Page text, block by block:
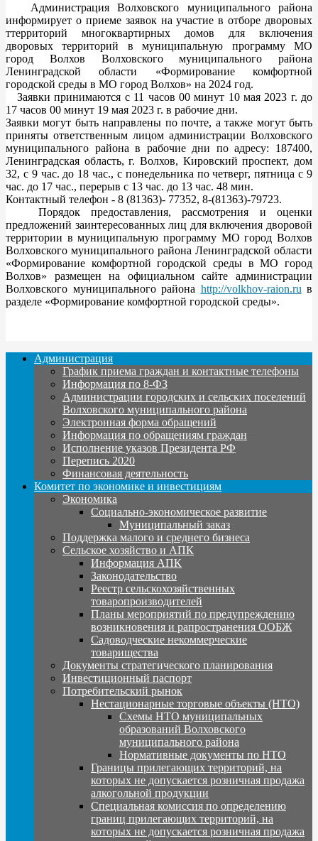
Администрация Волховского муниципального района
информирует о приеме заявок на участие в отборе дворовых
ттерриторий многоквартирных домов для включения
дворовых территорий в муниципальную программу МО
город Волхов Волховского муниципального района
Ленинградской области «Формирование комфортной
городской среды в МО город Волхов» на 2024 год.
Заявки принимаются с 11 часов 00 минут 10 мая 2023 г. до
17 часов 00 минут 19 мая 2023 г. в рабочие дни.
Заявки могут быть направлены по почте, а также могут быть
приняты ответственным лицом администрации Волховского
муниципального района в рабочие дни по адресу: 187400,
Ленинградская область, г. Волхов, Кировский проспект, дом
32, с 9 час. до 18 час., с понедельника по четверг, пятница с 9
час. до 17 час., перерыв с 13 час. до 13 час. 48 мин.
Контактный телефон - 8 (81363)- 77352, 8-(81363)-79723.
Порядок предоставления, рассмотрения и оценки
предложений заинтересованных лиц для включения дворовой
территории в муниципальную программу МО город Волхов
Волховского муниципального района Ленинградской области
«Формирование комфортной городской среды в МО город
Волхов» размещен на официальном сайте администрации
Волховского муниципального района http://volkhov-raion.ru в
разделе «Формирование комфортной городской среды».
Администрация
График приема граждан и контактные телефоны
Информация по 8-ФЗ
Администрации городских и сельских поселений
Волховского муниципального района
Электронная форма обращений
Информация по обращениям граждан
Исполнение указов Президента РФ
Перепись 2020
Финансовая деятельность
Комитет по экономике и инвестициям
Экономика
Социально-экономическое развитие
Муниципальный заказ
Поддержка малого и среднего бизнеса
Сельское хозяйство и АПК
Информация АПК
Законодательство
Реестр сельскохозяйственных
товаропроизводителей
Планы мероприятий по предупреждению
возникновения и рапространения ООБЖ
Садоводческие некоммерческие
товарищества
Документы стратегического планирования
Инвестиционный паспорт
Потребительский рынок
Нестационарные торговые объекты (НТО)
Схемы НТО муниципальных
образований Волховского
муниципального района
Нормативные документы по НТО
Границы прилегающих территорий, на
которых не допускается розничная продажа
алкогольной продукции
Специальная комиссия по определению
границ прилегающих территорий, на
которых не допускается розничная продажа